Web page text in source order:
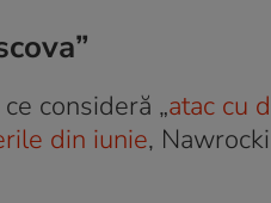
consideră „atac cu
din iunie,